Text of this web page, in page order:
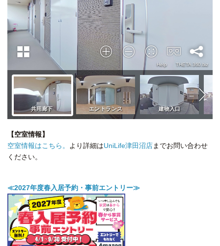
【空室情報】
空室情報はこちら。
より詳細はUniLife津田沼店までお問い合わせ
ください。
≪2027年度春入居予約・事前エントリー≫